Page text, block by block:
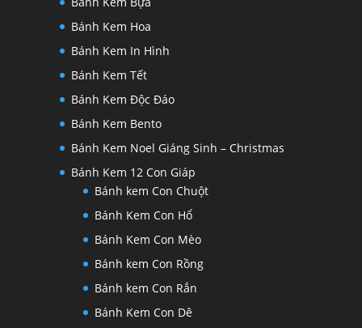
Bánh Kem Hoa
Bánh Kem In Hình
Bánh Kem Tết
Bánh Kem Độc Đáo
Bánh Kem Bento
Bánh Kem Noel Giáng Sinh – Christmas
Bánh Kem 12 Con Giáp
Bánh kem Con Chuột
Bánh Kem Con Hổ
Bánh Kem Con Mèo
Bánh kem Con Rồng
Bánh kem Con Rắn
Bánh Kem Con Dê